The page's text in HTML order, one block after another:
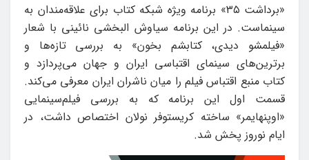
«برداشت ۳۵» برنامه ویژه شبکه کتاب برای علاقه‌مندان به
سینماست. در این برنامه سیاوش البخشی نائینی با شعار
«فیلمشو دیدی، کتابشم بخون» به بررسی تازه‌ها و
برترین‌های سینمای اقتباسی ایران و جهان می‌پردازد و
کتاب منبع اقتباس فیلم را میان ناشران ایران معرفی می‌کند.
قسمت اول این برنامه که به بررسی فیلم‌سینمایی
«اوپنهایمر» ساخته کریستوفر نولان اختصاص داشت، در
ایام نوروز پخش شد.